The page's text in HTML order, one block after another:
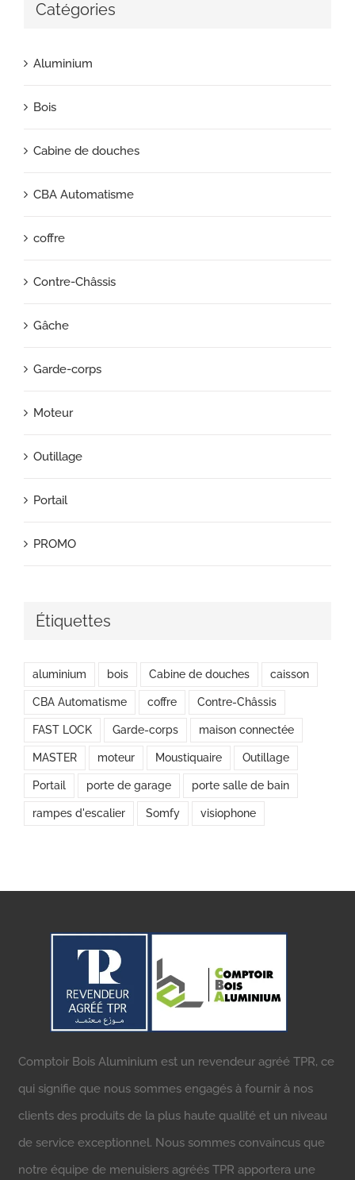
Catégories
Aluminium
Bois
Cabine de douches
CBA Automatisme
coffre
Contre-Châssis
Gâche
Garde-corps
Moteur
Outillage
Portail
PROMO
Étiquettes
aluminium bois Cabine de douches caisson
CBA Automatisme coffre Contre-Châssis
FAST LOCK Garde-corps maison connectée
MASTER moteur Moustiquaire Outillage
Portail porte de garage porte salle de bain
rampes d'escalier Somfy visiophone
Comptoir Bois Aluminium est un revendeur agréé TPR, ce
qui signifie que nous sommes engagés à fournir à nos
clients des produits de la plus haute qualité et un niveau
de service exceptionnel. Nous sommes convaincus que
notre équipe de menuisiers agréés TPR apportera une